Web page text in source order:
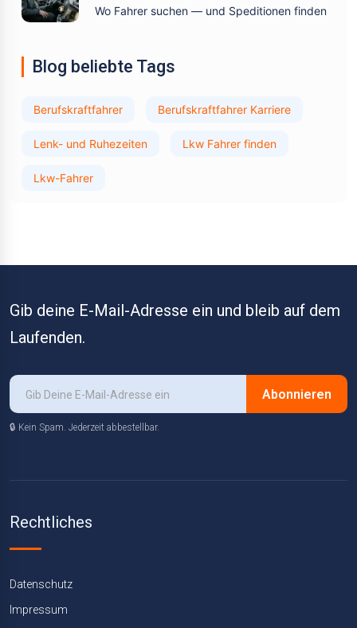
Wo Fahrer suchen — und Speditionen finden
Blog beliebte Tags
Berufskraftfahrer Berufskraftfahrer Karriere
Lenk- und Ruhezeiten Lkw Fahrer finden
Lkw-Fahrer
Gib deine E-Mail-Adresse ein und bleib auf dem
Laufenden.
Abonnieren
🔒 Kein Spam. Jederzeit abbestellbar.
Rechtliches
Datenschutz
Impressum